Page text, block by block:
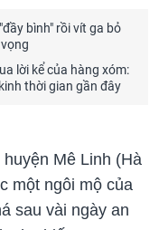
bình" rồi vít ga bỏ
lời kể của hàng xóm:
thời gian gần đây
Mê Linh (Hà
một ngôi mộ của
sau vài ngày an